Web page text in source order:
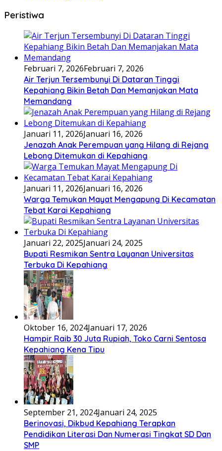
Peristiwa
Februari 7, 2026Februari 7, 2026
Air Terjun Tersembunyi Di Dataran Tinggi
Kepahiang Bikin Betah Dan Memanjakan Mata
Memandang
Januari 11, 2026Januari 16, 2026
Jenazah Anak Perempuan yang Hilang di Rejang
Lebong Ditemukan di Kepahiang
Januari 11, 2026Januari 16, 2026
Warga Temukan Mayat Mengapung Di Kecamatan
Tebat Karai Kepahiang
Januari 22, 2025Januari 24, 2025
Bupati Resmikan Sentra Layanan Universitas
Terbuka Di Kepahiang
Oktober 16, 2024Januari 17, 2026
Hampir Raib 30 Juta Rupiah, Toko Carni Sentosa
Kepahiang Kena Tipu
September 21, 2024Januari 24, 2025
Berinovasi, Dikbud Kepahiang Terapkan
Pendidikan Literasi Dan Numerasi Tingkat SD Dan
SMP